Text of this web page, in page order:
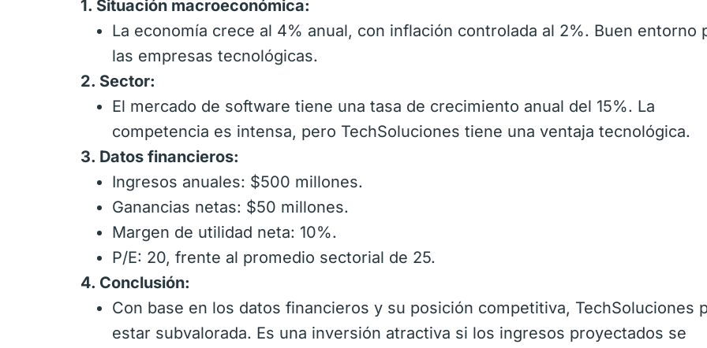
1. Situación macroeconómica:
La economía crece al 4% anual, con inflación controlada al 2%. Buen entorno
las empresas tecnológicas.
2. Sector:
El mercado de software tiene una tasa de crecimiento anual del 15%. La
competencia es intensa, pero TechSoluciones tiene una ventaja tecnológica.
3. Datos financieros:
Ingresos anuales: $500 millones.
Ganancias netas: $50 millones.
Margen de utilidad neta: 10%.
P/E: 20, frente al promedio sectorial de 25.
4. Conclusión:
Con base en los datos financieros y su posición competitiva, TechSoluciones
estar subvalorada. Es una inversión atractiva si los ingresos proyectados se